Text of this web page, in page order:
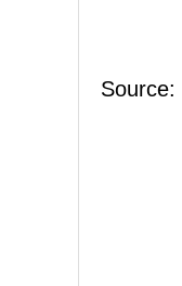
Source: